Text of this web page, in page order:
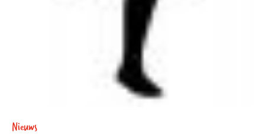
Nieuws